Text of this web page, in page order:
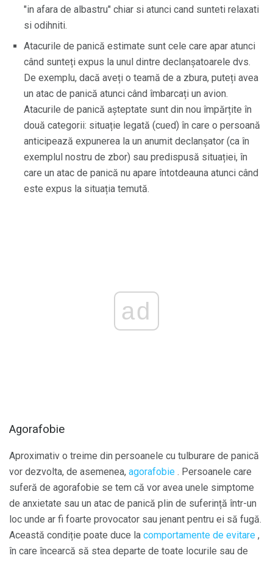
"in afara de albastru" chiar si atunci cand sunteti relaxati
si odihniti.
Atacurile de panică estimate sunt cele care apar atunci
când sunteți expus la unul dintre declanșatoarele dvs.
De exemplu, dacă aveți o teamă de a zbura, puteți avea
un atac de panică atunci când îmbarcați un avion.
Atacurile de panică așteptate sunt din nou împărțite în
două categorii: situație legată (cued) în care o persoană
anticipează expunerea la un anumit declanșator (ca în
exemplul nostru de zbor) sau predispusă situației, în
care un atac de panică nu apare întotdeauna atunci când
este expus la situația temută.
ad
Agorafobie
Aproximativ o treime din persoanele cu tulburare de panică
vor dezvolta, de asemenea, agorafobie . Persoanele care
suferă de agorafobie se tem că vor avea unele simptome
de anxietate sau un atac de panică plin de suferință într-un
loc unde ar fi foarte provocator sau jenant pentru ei să fugă.
Această condiție poate duce la comportamente de evitare ,
în care încearcă să stea departe de toate locurile sau de